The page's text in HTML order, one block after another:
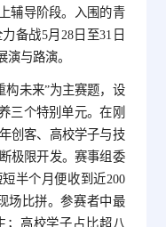
辅导阶段。入围的青
备战5月28日至31日
演与路演。
构未来”为主赛题，设
三个特别单元。在刚
创客、高校学子与技
极限开发。赛事组委
半个月便收到近200
场比拼。参赛者中最
；高校学子占比超八